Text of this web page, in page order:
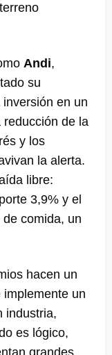
Andi,
su
en un
reducción de la
y los
la alerta.
libre:
3,9% y el
comida, un
hacen un
implemente un
industria,
es lógico,